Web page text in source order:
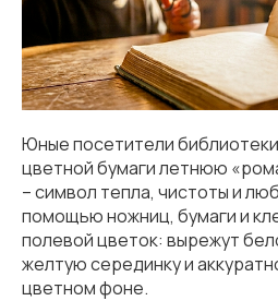
Юные посетители
цветной бумаги летнюю
– символ тепла, чистоты и
помощью ножниц, бумаги и
полевой цветок: вырежут
желтую серединку и
цветном фоне.